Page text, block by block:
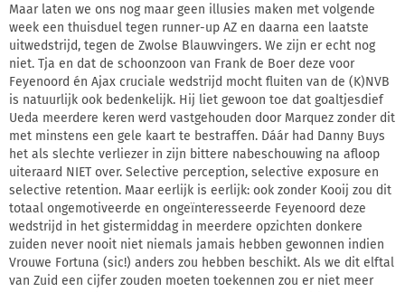
Maar laten we ons nog maar geen illusies maken met volgende
week een thuisduel tegen runner-up AZ en daarna een laatste
uitwedstrijd, tegen de Zwolse Blauwvingers. We zijn er echt nog
niet. Tja en dat de schoonzoon van Frank de Boer deze voor
Feyenoord én Ajax cruciale wedstrijd mocht fluiten van de (K)NVB
is natuurlijk ook bedenkelijk. Hij liet gewoon toe dat goaltjesdief
Ueda meerdere keren werd vastgehouden door Marquez zonder dit
met minstens een gele kaart te bestraffen. Dáár had Danny Buys
het als slechte verliezer in zijn bittere nabeschouwing na afloop
uiteraard NIET over. Selective perception, selective exposure en
selective retention. Maar eerlijk is eerlijk: ook zonder Kooij zou dit
totaal ongemotiveerde en ongeïnteresseerde Feyenoord deze
wedstrijd in het gistermiddag in meerdere opzichten donkere
zuiden never nooit niet niemals jamais hebben gewonnen indien
Vrouwe Fortuna (sic!) anders zou hebben beschikt. Als we dit elftal
van Zuid een cijfer zouden moeten toekennen zou er niet meer